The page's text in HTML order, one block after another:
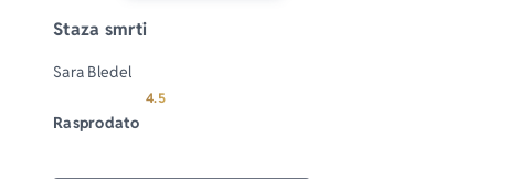
Staza smrti
Sara Bledel
4.5Prosecna ocena je 4.5 od 5
Rasprodato